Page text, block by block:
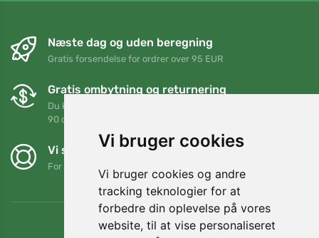
Vi bruger cookies
Vi bruger cookies og andre
tracking teknologier for at
forbedre din oplevelse på vores
website, til at vise personaliseret
Næste dag og uden beregning
Gratis forsendelse for ordrer over 95 EUR
Gratis ombytning og returnering
Du kan returnere eller bytte din ordre når som helst inden for
90 dage
Vi støtter Trees.org
For hver ordre planter vi et træ! Læs mere